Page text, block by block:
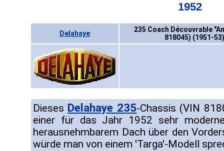
1952
Delahaye
235 Coach Découvrable
818045) (1951-53)
Dieses Delahaye 235-Chassis (VIN
einer für das Jahr 1952 sehr
herausnehmbarem Dach über den
würde man von einem 'Targa'-Modell